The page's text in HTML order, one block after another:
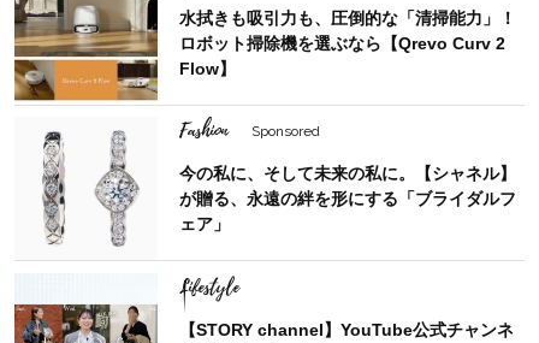
水拭きも吸引力も、圧倒的な「清掃能力」！
ロボット掃除機を選ぶなら【Qrevo Curv 2
Flow】
Fashion Sponsored
今の私に、そして未来の私に。【シャネル】
が贈る、永遠の絆を形にする「ブライダルフ
ェア」
Lifestyle
【STORY channel】YouTube公式チャンネ